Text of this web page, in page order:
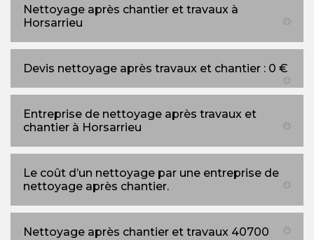
Nettoyage après chantier et travaux à
Horsarrieu
Devis nettoyage après travaux et chantier : 0 €
Entreprise de nettoyage après travaux et
chantier à Horsarrieu
Le coût d’un nettoyage par une entreprise de
nettoyage après chantier.
Nettoyage après chantier et travaux 40700